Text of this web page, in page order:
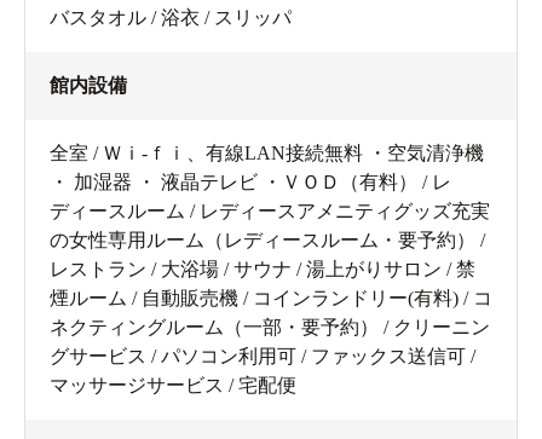
バスタオル / 浴衣 / スリッパ
館内設備
全室 / Ｗｉ-ｆｉ、有線LAN接続無料 ・空気清浄機
・ 加湿器 ・ 液晶テレビ ・ＶＯＤ（有料） / レ
ディースルーム / レディースアメニティグッズ充実
の女性専用ルーム（レディースルーム・要予約） /
レストラン / 大浴場 / サウナ / 湯上がりサロン / 禁
煙ルーム / 自動販売機 / コインランドリー(有料) / コ
ネクティングルーム（一部・要予約） / クリーニン
グサービス / パソコン利用可 / ファックス送信可 /
マッサージサービス / 宅配便